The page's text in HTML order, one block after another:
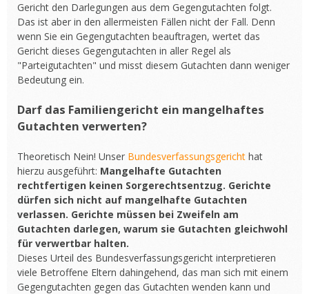
Gericht den Darlegungen aus dem Gegengutachten folgt.
Das ist aber in den allermeisten Fällen nicht der Fall. Denn
wenn Sie ein Gegengutachten beauftragen, wertet das
Gericht dieses Gegengutachten in aller Regel als
"Parteigutachten" und misst diesem Gutachten dann weniger
Bedeutung ein.
Darf das Familiengericht ein mangelhaftes
Gutachten verwerten?
Theoretisch Nein! Unser Bundesverfassungsgericht hat
hierzu ausgeführt: Mangelhafte Gutachten
rechtfertigen keinen Sorgerechtsentzug. Gerichte
dürfen sich nicht auf mangelhafte Gutachten
verlassen. Gerichte müssen bei Zweifeln am
Gutachten darlegen, warum sie Gutachten gleichwohl
für verwertbar halten.
Dieses Urteil des Bundesverfassungsgericht interpretieren
viele Betroffene Eltern dahingehend, das man sich mit einem
Gegengutachten gegen das Gutachten wenden kann und